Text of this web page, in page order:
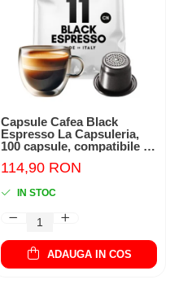
Capsule Cafea Black
Espresso La Capsuleria,
100 capsule, compatibile cu
114,90 RON
IN STOC
ADAUGA IN COS